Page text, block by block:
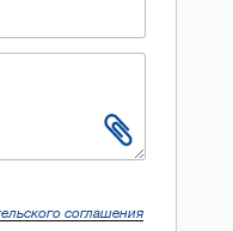
соглашения